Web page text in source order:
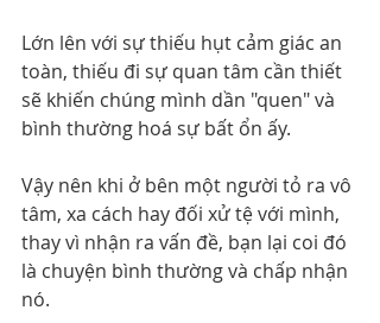
Lớn lên với sự thiếu hụt cảm giác an
toàn, thiếu đi sự quan tâm cần thiết
sẽ khiến chúng mình dần "quen" và
bình thường hoá sự bất ổn ấy.
Vậy nên khi ở bên một người tỏ ra vô
tâm, xa cách hay đối xử tệ với mình,
thay vì nhận ra vấn đề, bạn lại coi đó
là chuyện bình thường và chấp nhận
nó.